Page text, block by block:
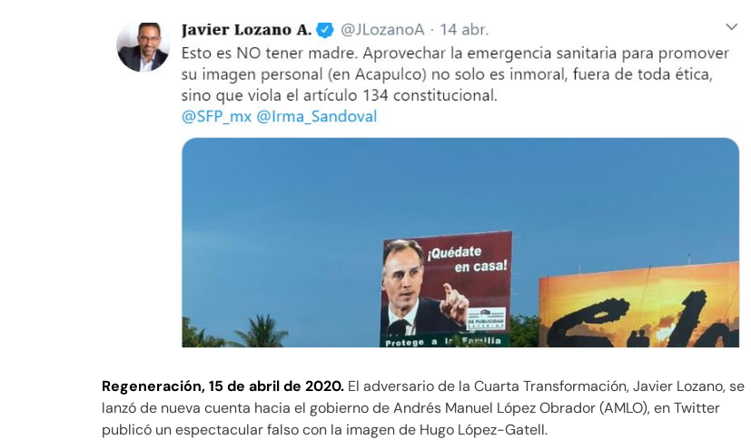
Regeneración, 15 de abril de 2020. El adversario de la Cuarta Transformación, Javier Lozano, se
lanzó de nueva cuenta hacia el gobierno de Andrés Manuel López Obrador (AMLO), en Twitter
publicó un espectacular falso con la imagen de Hugo López-Gatell.